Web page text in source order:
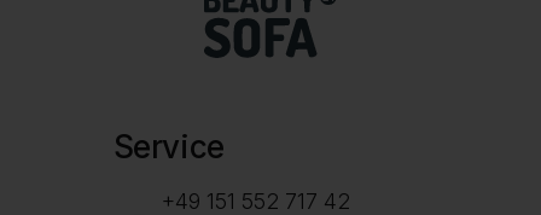
Service
+49 151 552 717 42